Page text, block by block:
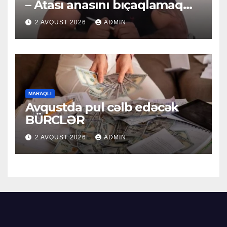
– Atası anasını bıçaqlamaq
istəyirmiş
2 AVQUST 2026 ADMIN
MARAQLI
Avqustda pul cəlb edəcək
BÜRCLƏR
2 AVQUST 2026 ADMIN